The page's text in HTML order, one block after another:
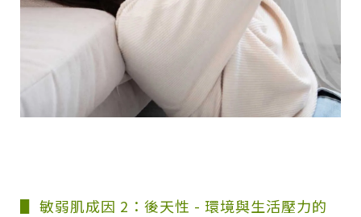
▋ 敏弱肌成因 2：後天性 - 環境與生活壓力的